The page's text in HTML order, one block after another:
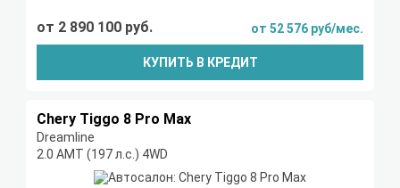
от 2 890 100 руб. от 52 576 руб/мес.
КУПИТЬ В КРЕДИТ
Chery Tiggo 8 Pro Max
Dreamline
2.0 AMT (197 л.с.) 4WD